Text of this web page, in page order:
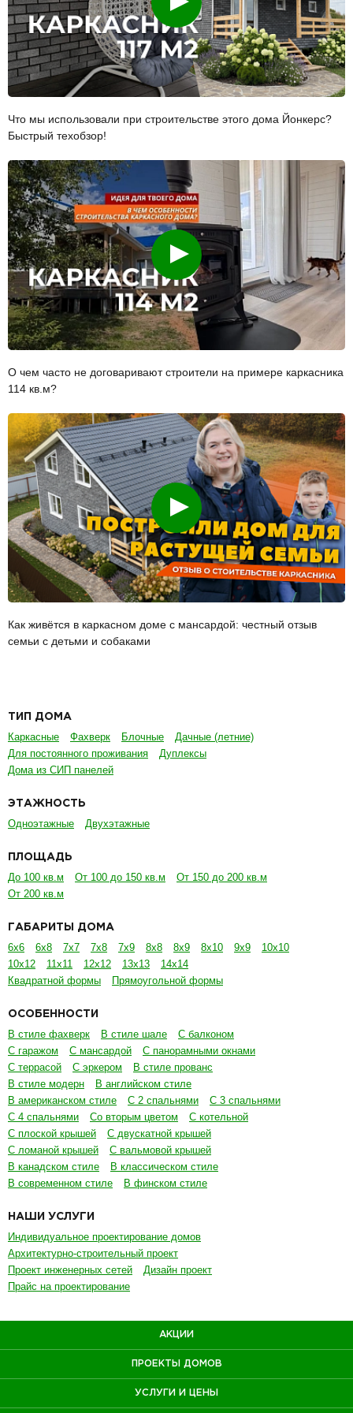
Что мы использовали при строительстве этого дома Йонкерс?
Быстрый техобзор!
Смотреть
О чем часто не договаривают строители на примере каркасника
114 кв.м?
Смотреть
Как живётся в каркасном доме с мансардой: честный отзыв
семьи с детьми и собаками
ТИП ДОМА
Каркасные Фахверк Блочные
Дачные (летние)
Для постоянного проживания
Дуплексы
Дома из СИП панелей
ЭТАЖНОСТЬ
Одноэтажные Двухэтажные
ПЛОЩАДЬ
До 100 кв.м От 100 до 150 кв.м
От 150 до 200 кв.м
От 200 кв.м
ГАБАРИТЫ ДОМА
6х6 6х8 7х7 7х8 7х9 8х8 8х9 8х10 9х9
10х10
10х12
11х11 12х12 13х13
14х14
Квадратной формы
Прямоугольной формы
ОСОБЕННОСТИ
В стиле фахверк В стиле шале
С балконом
С гаражом
С мансардой
С панорамными окнами
С террасой
С эркером
В стиле прованс
В стиле модерн
В английском стиле
В американском стиле
С 2 спальнями
С 3 спальнями
С 4 спальнями
Со вторым цветом
С котельной
С плоской крышей
С двускатной крышей
С ломаной крышей
С вальмовой крышей
В канадском стиле
В классическом стиле
В современном стиле
В финском стиле
НАШИ УСЛУГИ
Индивидуальное проектирование домов
Архитектурно-строительный проект
Проект инженерных сетей
Дизайн проект
Прайс на проектирование
АКЦИИ
ПРОЕКТЫ ДОМОВ
УСЛУГИ И ЦЕНЫ